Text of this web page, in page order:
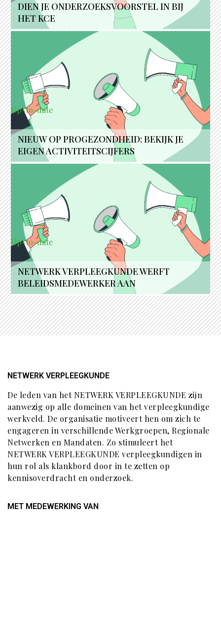
DIEN JE ONDERZOEKSVOORSTEL IN BIJ
HET KCE
Up-to-date
NIEUW OP PROGEZONDHEID: BEKIJK JE
EIGEN ACTIVITEITSCIJFERS
Up-to-date
NETWERK VERPLEEGKUNDE WERFT
BELEIDSMEDEWERKER AAN
NETWERK VERPLEEGKUNDE
De leden van het NETWERK VERPLEEGKUNDE zijn
aanwezig op alle domeinen van het verpleegkundige
werkveld. De organisatie motiveert hen om zich te
engageren in verschillende Werkgroepen, Regionale
Netwerken en Mandaten. Zo stimuleert het
NETWERK VERPLEEGKUNDE verpleegkundigen in
hun rol als klankbord door in te zetten op
kennisoverdracht en onderzoek.
MET MEDEWERKING VAN